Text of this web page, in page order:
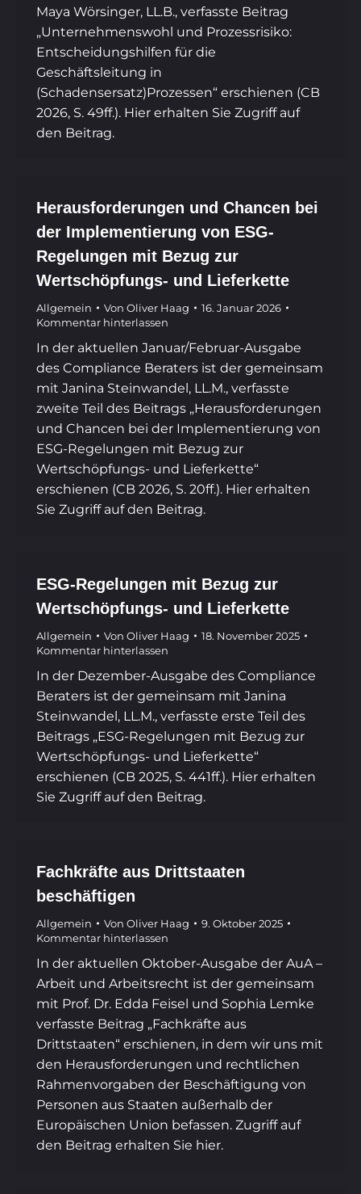
Maya Wörsinger, LL.B., verfasste Beitrag
„Unternehmenswohl und Prozessrisiko:
Entscheidungshilfen für die
Geschäftsleitung in
(Schadensersatz)Prozessen“ erschienen (CB
2026, S. 49ff.). Hier erhalten Sie Zugriff auf
den Beitrag.
Herausforderungen und Chancen bei
der Implementierung von ESG-
Regelungen mit Bezug zur
Wertschöpfungs- und Lieferkette
Allgemein Von Oliver Haag
16. Januar 2026
Kommentar hinterlassen
In der aktuellen Januar/Februar-Ausgabe
des Compliance Beraters ist der gemeinsam
mit Janina Steinwandel, LL.M., verfasste
zweite Teil des Beitrags „Herausforderungen
und Chancen bei der Implementierung von
ESG-Regelungen mit Bezug zur
Wertschöpfungs- und Lieferkette“
erschienen (CB 2026, S. 20ff.). Hier erhalten
Sie Zugriff auf den Beitrag.
ESG-Regelungen mit Bezug zur
Wertschöpfungs- und Lieferkette
Allgemein Von Oliver Haag
18. November 2025
Kommentar hinterlassen
In der Dezember-Ausgabe des Compliance
Beraters ist der gemeinsam mit Janina
Steinwandel, LL.M., verfasste erste Teil des
Beitrags „ESG-Regelungen mit Bezug zur
Wertschöpfungs- und Lieferkette“
erschienen (CB 2025, S. 441ff.). Hier erhalten
Sie Zugriff auf den Beitrag.
Fachkräfte aus Drittstaaten
beschäftigen
Allgemein Von Oliver Haag
9. Oktober 2025
Kommentar hinterlassen
In der aktuellen Oktober-Ausgabe der AuA –
Arbeit und Arbeitsrecht ist der gemeinsam
mit Prof. Dr. Edda Feisel und Sophia Lemke
verfasste Beitrag „Fachkräfte aus
Drittstaaten“ erschienen, in dem wir uns mit
den Herausforderungen und rechtlichen
Rahmenvorgaben der Beschäftigung von
Personen aus Staaten außerhalb der
Europäischen Union befassen. Zugriff auf
den Beitrag erhalten Sie hier.